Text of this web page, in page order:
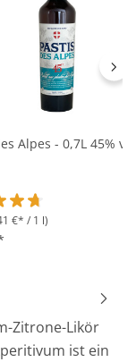
Sternen
Alpes - 0,7L 45% vol
€* / 1 l)
Zitrone-Likör
ist ein